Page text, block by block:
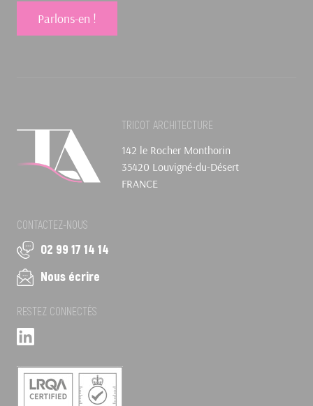
Parlons-en !
TRICOT ARCHITECTURE
142 le Rocher Monthorin
35420 Louvigné-du-Désert
FRANCE
CONTACTEZ-NOUS
02 99 17 14 14
Nous écrire
RESTEZ CONNECTÉS